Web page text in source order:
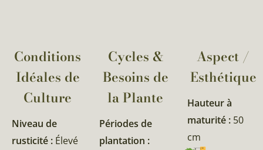
Conditions
Idéales de
Culture
Niveau de
rusticité : Élevé
Cycles &
Besoins de
la Plante​
Périodes de
plantation :
Aspect /
Esthétique
Hauteur à
maturité : 50
cm